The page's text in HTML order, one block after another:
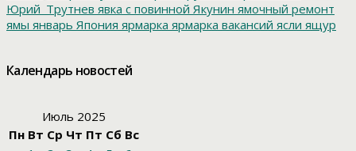
Юрий_Трутнев явка с повинной Якунин ямочный ремонт
ямы январь Япония ярмарка ярмарка вакансий ясли ящур
Календарь новостей
Июль 2025
Пн Вт Ср Чт Пт Сб Вс